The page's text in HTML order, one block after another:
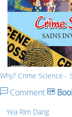
Why? Crime Science -
Comment
Yea Rim Dang